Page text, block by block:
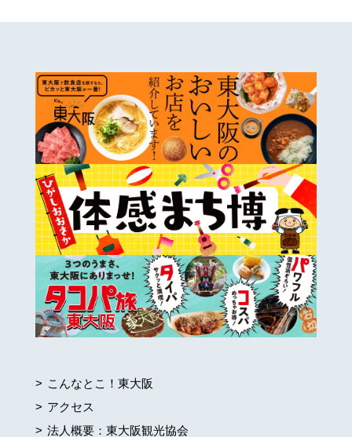
こんなとこ！東大阪
アクセス
法人概要：東大阪観光協会